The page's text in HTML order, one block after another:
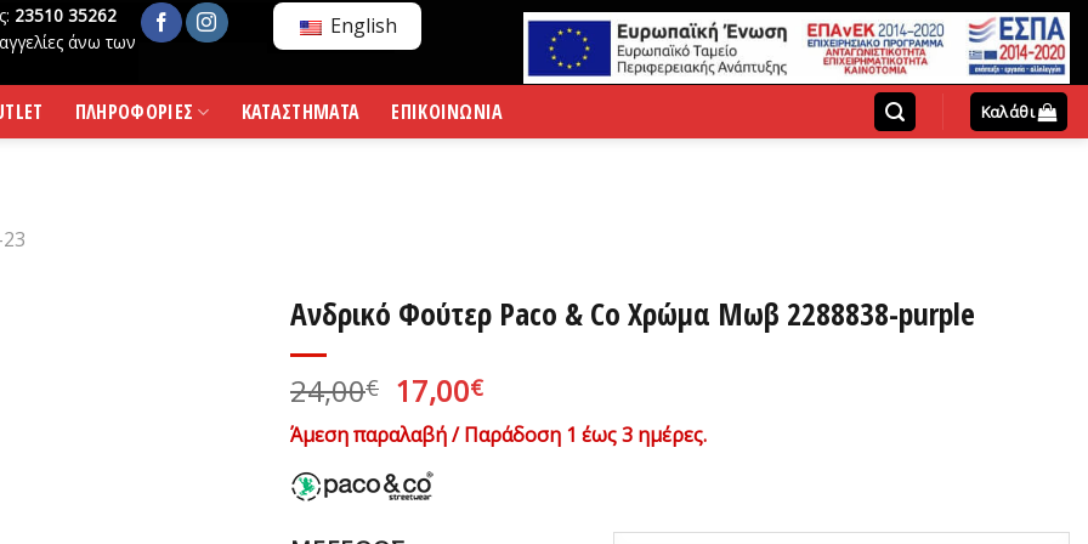
23510 35262
άνω των
English
ΠΛΗΡΟΦΟΡΙΕΣ ΚΑΤΑΣΤΗΜΑΤΑ ΕΠΙΚΟΙΝΩΝΙΑ Καλάθι
Ανδρικό Φούτερ Paco & Co Χρώμα Μωβ 2288838-purple
24,00€ Original
price
was:
24,00€.
17,00€Η
τρέχουσα
τιμή
Άμεση παραλαβή / Παράδοση 1 έως 3 ημέρες.